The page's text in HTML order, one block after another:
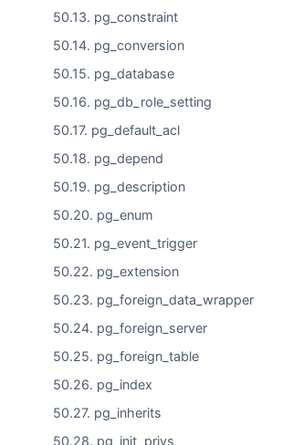
50.13. pg_constraint
50.14. pg_conversion
50.15. pg_database
50.16. pg_db_role_setting
50.17. pg_default_acl
50.18. pg_depend
50.19. pg_description
50.20. pg_enum
50.21. pg_event_trigger
50.22. pg_extension
50.23. pg_foreign_data_wrapper
50.24. pg_foreign_server
50.25. pg_foreign_table
50.26. pg_index
50.27. pg_inherits
50.28. pg_init_privs